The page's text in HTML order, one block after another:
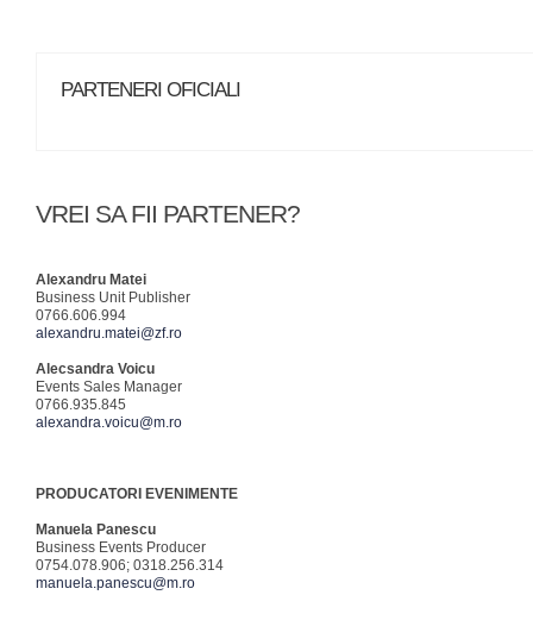
PARTENERI OFICIALI
VREI SA FII PARTENER?
Alexandru Matei
Business Unit Publisher
0766.606.994
alexandru.matei@zf.ro
Alecsandra Voicu
Events Sales Manager
0766.935.845
alexandra.voicu@m.ro
PRODUCATORI EVENIMENTE
Manuela Panescu
Business Events Producer
0754.078.906; 0318.256.314
manuela.panescu@m.ro